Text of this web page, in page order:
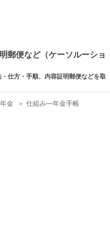
郵便など（ケーソルーショ
仕方・手順、内容証明郵便などを取
金 ＞ 仕組み―年金手帳